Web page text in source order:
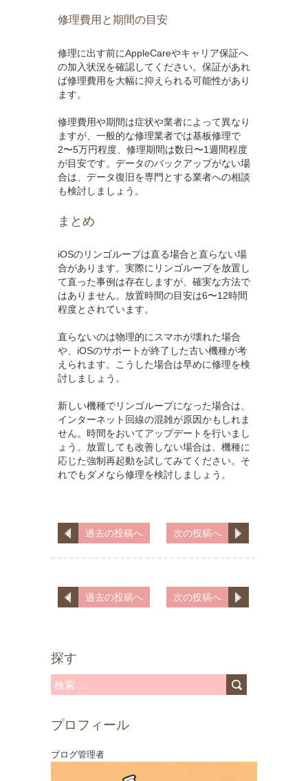
修理費用と期間の目安
修理に出す前にAppleCareやキャリア保証へ
の加入状況を確認してください。保証があれ
ば修理費用を大幅に抑えられる可能性があり
ます。
修理費用や期間は症状や業者によって異なり
ますが、一般的な修理業者では基板修理で
2〜5万円程度、修理期間は数日〜1週間程度
が目安です。データのバックアップがない場
合は、データ復旧を専門とする業者への相談
も検討しましょう。
まとめ
iOSのリンゴループは直る場合と直らない場
合があります。実際にリンゴループを放置し
て直った事例は存在しますが、確実な方法で
はありません。放置時間の目安は6〜12時間
程度とされています。
直らないのは物理的にスマホが壊れた場合
や、iOSのサポートが終了した古い機種が考
えられます。こうした場合は早めに修理を検
討しましょう。
新しい機種でリンゴループになった場合は、
インターネット回線の混雑が原因かもしれま
せん。時間をおいてアップデートを行いまし
ょう。放置しても改善しない場合は、機種に
応じた強制再起動を試してみてください。そ
れでもダメなら修理を検討しましょう。
過去の投稿へ 次の投稿へ
過去の投稿へ 次の投稿へ
探す
検
:プロフィール
ブログ管理者